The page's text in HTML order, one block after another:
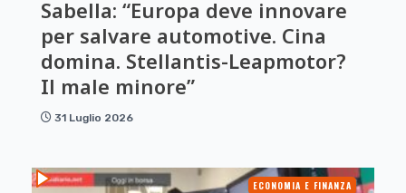
Sabella: “Europa deve innovare
per salvare automotive. Cina
domina. Stellantis-Leapmotor?
Il male minore”
31 Luglio 2026
ECONOMIA E FINANZA